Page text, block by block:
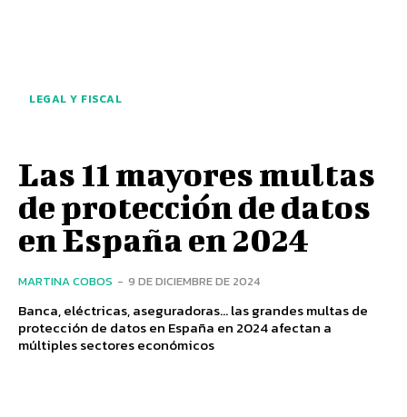
LEGAL Y FISCAL
Las 11 mayores multas
de protección de datos
en España en 2024
MARTINA COBOS - 9 DE DICIEMBRE DE 2024
Banca, eléctricas, aseguradoras... las grandes multas de
protección de datos en España en 2024 afectan a
múltiples sectores económicos